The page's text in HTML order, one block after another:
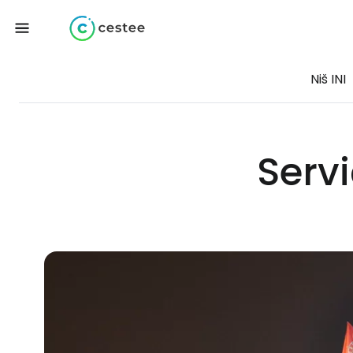
Niš INI